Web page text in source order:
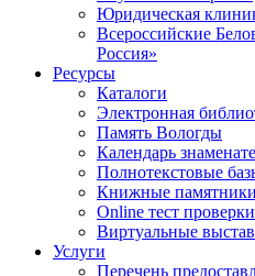
Юридическая
Всероссийские
Россия»
Ресурсы
Каталоги
Электронная
Память Вологды
Календарь
Полнотекстовые
Книжные памятники
Online тест
Виртуальные
Услуги
Перечень